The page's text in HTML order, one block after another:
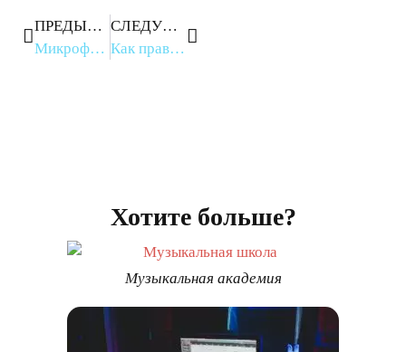
ПРЕДЫДУЩЕЕ
Микрофоны: виды, выбор и характеристики
СЛЕДУЮЩЕЕ
Как правильно готовиться к записи вокала в студии?
Хотите больше?
Музыкальная академия